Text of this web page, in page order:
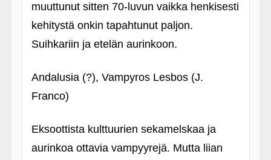
muuttunut sitten 70-luvun vaikka henkisesti
kehitystä onkin tapahtunut paljon.
Suihkariin ja etelän aurinkoon.
Andalusia (?), Vampyros Lesbos (J.
Franco)
Eksoottista kulttuurien sekamelskaa ja
aurinkoa ottavia vampyyrejä. Mutta liian